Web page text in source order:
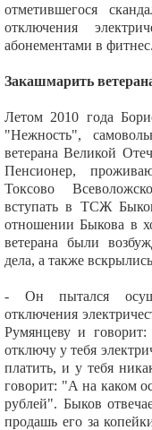
отметившегося
отключения
абонементами в фитнес.
Закашмарить
Летом 2010 года
"Нежность",
ветерана Великой
Пенсионер,
Токсово
вступать в ТСЖ
отношении Быкова в
ветерана были
дела, а также
- Он пытался
отключения
Румянцеву и
отключу у тебя
платить, и у тебя
говорит: "А на каком
рублей". Быков
продашь его за